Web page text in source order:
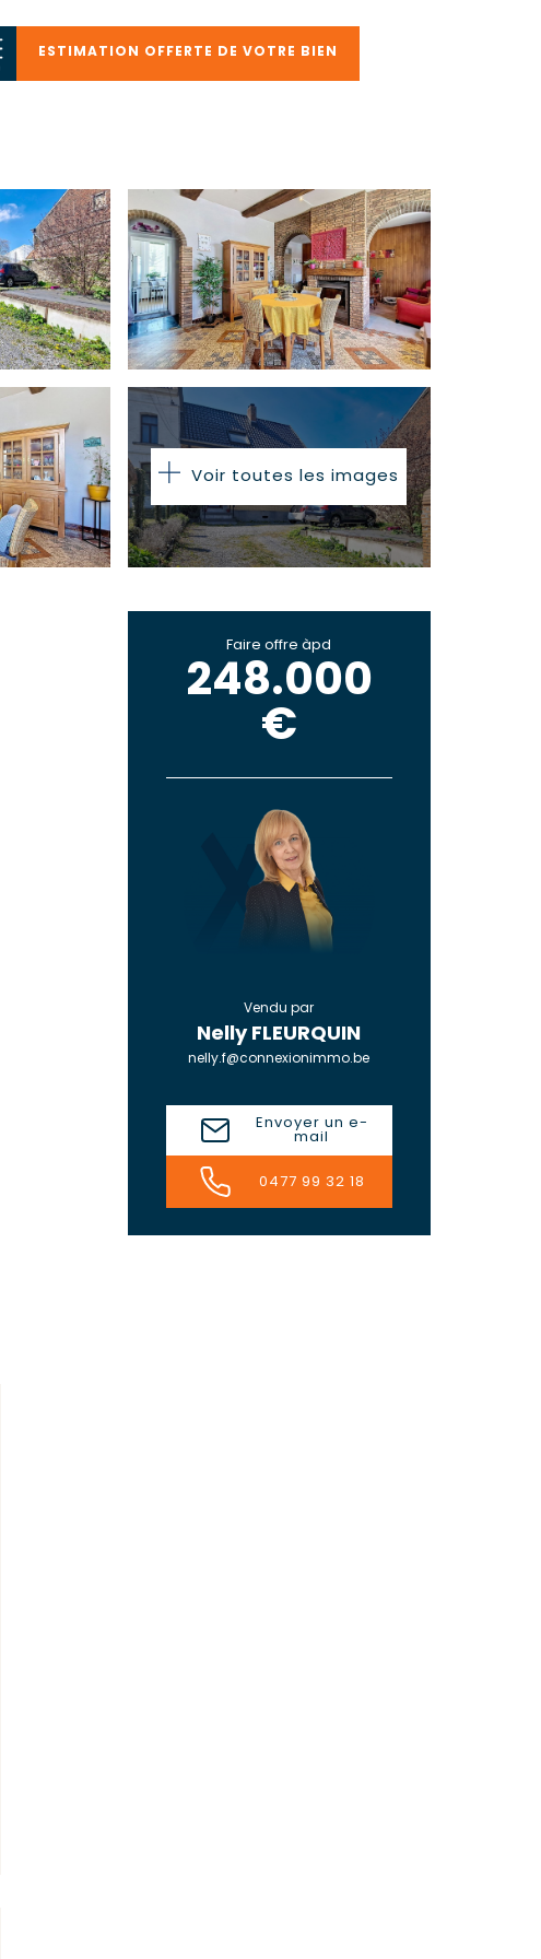
ESTIMATION OFFERTE DE VOTRE BIEN
Voir toutes les images
Faire offre àpd
248.000
€
Vendu par
Nelly FLEURQUIN
nelly.f@connexionimmo.be
Envoyer un e-
mail
0477 99 32 18